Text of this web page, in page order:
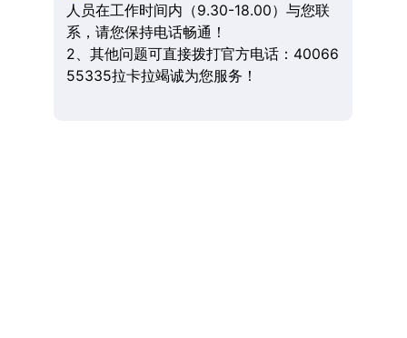
人员在工作时间内（9.30-18.00）与您联
系，请您保持电话畅通！
2、其他问题可直接拨打官方电话：40066
55335拉卡拉竭诚为您服务！